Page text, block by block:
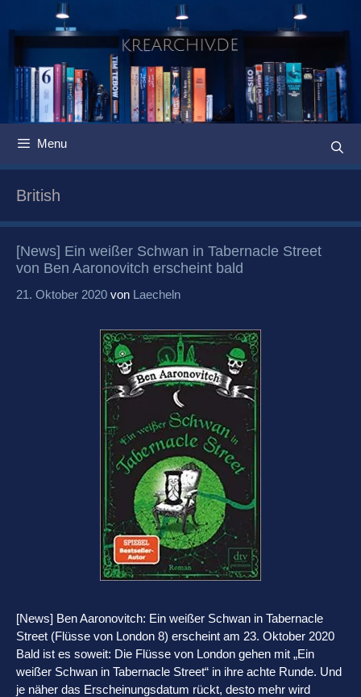
Menu
British
[News] Ein weißer Schwan in Tabernacle Street
von Ben Aaronovitch erscheint bald
21. Oktober 2020 von Laecheln
[News] Ben Aaronovitch: Ein weißer Schwan in Tabernacle
Street (Flüsse von London 8) erscheint am 23. Oktober 2020
Bald ist es soweit: Die Flüsse von London gehen mit „Ein
weißer Schwan in Tabernacle Street“ in ihre achte Runde. Und
je näher das Erscheinungsdatum rückt, desto mehr wird